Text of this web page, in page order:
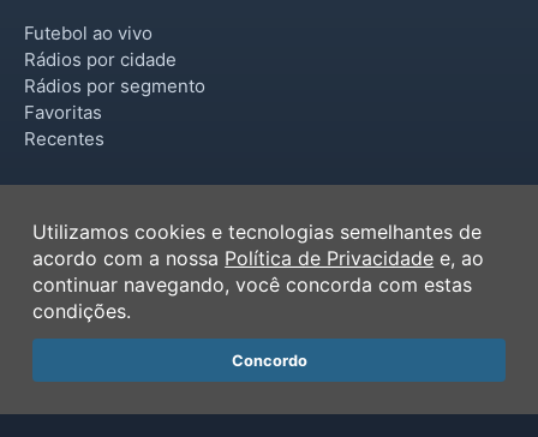
Futebol ao vivo
Rádios por cidade
Rádios por segmento
Favoritas
Recentes
Termos de Uso
Política de Privacidade
Ferramentas
Contato
Utilizamos cookies e tecnologias semelhantes de
acordo com a nossa Política de Privacidade e, ao
continuar navegando, você concorda com estas
condições.
Concordo